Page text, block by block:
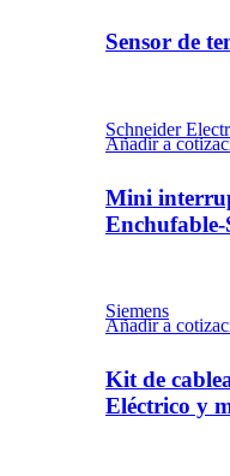
Sensor de
Schneider
Añadir a
Mini
Siemens
Añadir a
Kit de
Eléctrico y